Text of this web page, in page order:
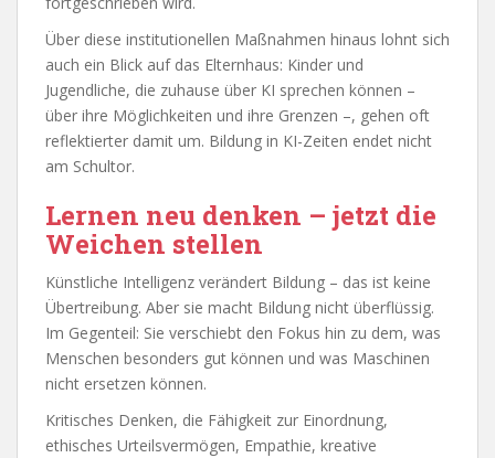
Über diese institutionellen Maßnahmen hinaus lohnt sich
auch ein Blick auf das Elternhaus: Kinder und
Jugendliche, die zuhause über KI sprechen können –
über ihre Möglichkeiten und ihre Grenzen –, gehen oft
reflektierter damit um. Bildung in KI-Zeiten endet nicht
am Schultor.
Lernen neu denken – jetzt die
Weichen stellen
Künstliche Intelligenz verändert Bildung – das ist keine
Übertreibung. Aber sie macht Bildung nicht überflüssig.
Im Gegenteil: Sie verschiebt den Fokus hin zu dem, was
Menschen besonders gut können und was Maschinen
nicht ersetzen können.
Kritisches Denken, die Fähigkeit zur Einordnung,
ethisches Urteilsvermögen, Empathie, kreative